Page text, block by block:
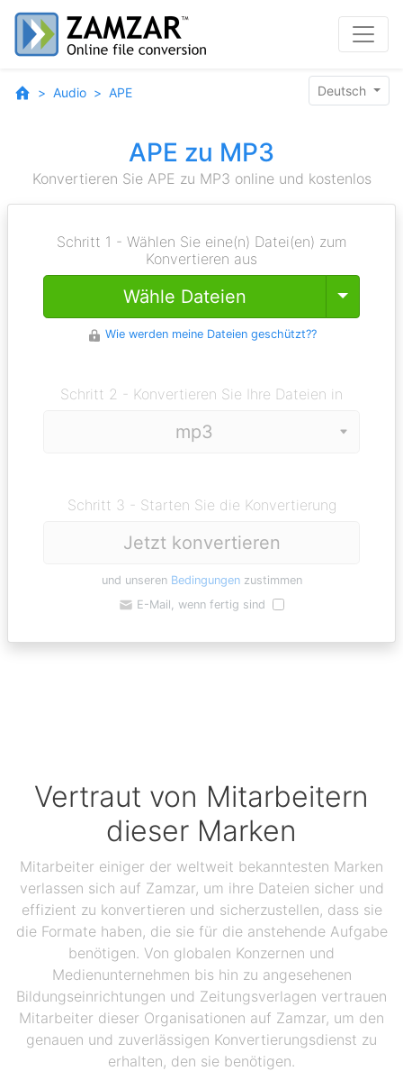
Audio APE Deutsch
APE zu MP3
Konvertieren Sie APE zu MP3 online und kostenlos
Schritt 1 - Wählen Sie eine(n) Datei(en) zum
Konvertieren aus
Wähle Dateien Toggle
Wie werden meine Dateien geschützt??
Schritt 2 - Konvertieren Sie Ihre Dateien in
Schritt 3 - Starten Sie die Konvertierung
Jetzt konvertieren
und unseren Bedingungenzustimmen
E-Mail, wenn fertig sind
Vertraut von Mitarbeitern
dieser Marken
Mitarbeiter einiger der weltweit bekanntesten Marken
verlassen sich auf Zamzar, um ihre Dateien sicher und
effizient zu konvertieren und sicherzustellen, dass sie
die Formate haben, die sie für die anstehende Aufgabe
benötigen. Von globalen Konzernen und
Medienunternehmen bis hin zu angesehenen
Bildungseinrichtungen und Zeitungsverlagen vertrauen
Mitarbeiter dieser Organisationen auf Zamzar, um den
genauen und zuverlässigen Konvertierungsdienst zu
erhalten, den sie benötigen.